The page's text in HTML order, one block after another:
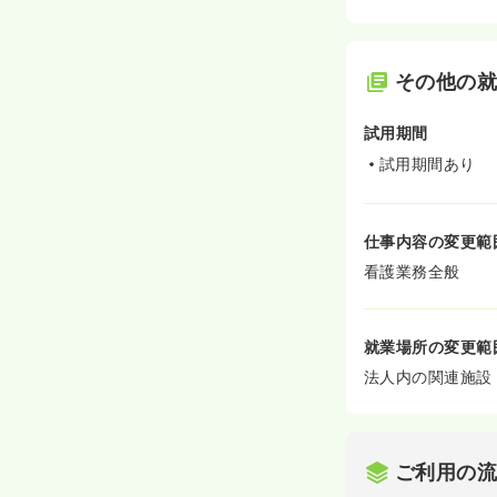
その他の
試用期間
試用期間あり
仕事内容の変更範
看護業務全般
就業場所の変更範
法人内の関連施設
ご利用の